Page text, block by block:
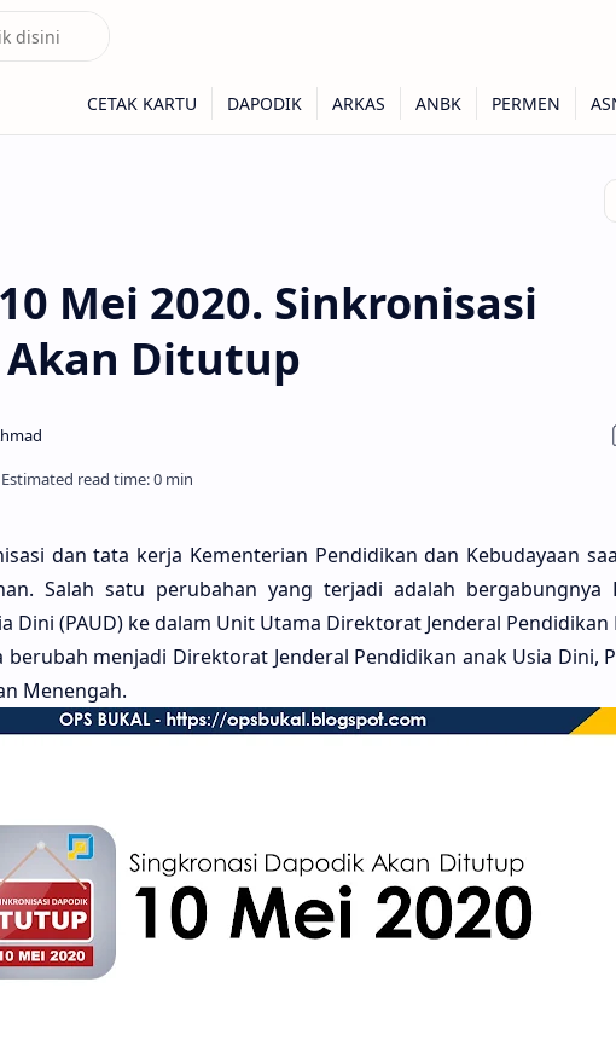
Mei 2020. Sinkronisasi
Ditutup
dan tata kerja Kementerian Pendidikan dan Kebudayaan
Salah satu perubahan yang terjadi adalah bergabungnya
Dini (PAUD) ke dalam Unit Utama Direktorat Jenderal Pendidikan
berubah menjadi Direktorat Jenderal Pendidikan anak Usia Dini,
Menengah.